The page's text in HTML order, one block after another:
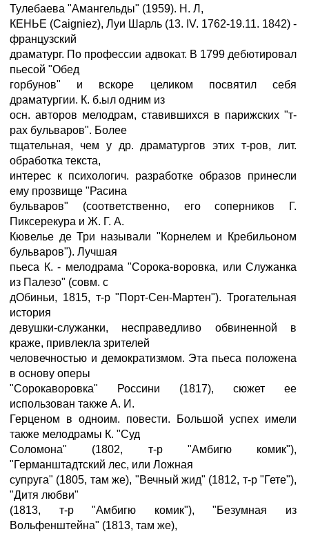
Тулебаева "Амангельды" (1959). Н. Л,
КЕНЬЕ (Caigniez), Луи Шарль (13. IV. 1762-19.11. 1842) -
французский
драматург. По профессии адвокат. В 1799 дебютировал
пьесой "Обед
горбунов" и вскоре целиком посвятил себя
драматургии. К. б.ыл одним из
осн. авторов мелодрам, ставившихся в парижских "т-
рах бульваров". Более
тщательная, чем у др. драматургов этих т-ров, лит.
обработка текста,
интерес к психологич. разработке образов принесли
ему прозвище "Расина
бульваров" (соответственно, его соперников Г.
Пиксерекура и Ж. Г. А.
Кювелье де Три называли "Корнелем и Кребильоном
бульваров"). Лучшая
пьеса К. - мелодрама "Сорока-воровка, или Служанка
из Палезо" (совм. с
дОбиньи, 1815, т-р "Порт-Сен-Мартен"). Трогательная
история
девушки-служанки, несправедливо обвиненной в
краже, привлекла зрителей
человечностью и демократизмом. Эта пьеса положена
в основу оперы
"Сорокаворовка" Россини (1817), сюжет ее
использован также А. И.
Герценом в одноим. повести. Большой успех имели
также мелодрамы К. "Суд
Соломона" (1802, т-р "Амбигю комик"),
"Германштадтский лес, или Ложная
супруга" (1805, там же), "Вечный жид" (1812, т-р "Гете"),
"Дитя любви"
(1813, т-р "Амбигю комик"), "Безумная из
Вольфенштейна" (1813, там же),